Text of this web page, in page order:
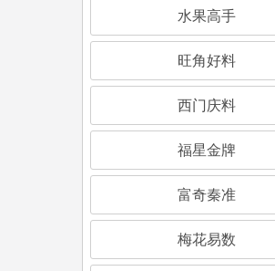
水果高手
旺角好料
西门庆料
福星金牌
富奇秦准
梅花易数